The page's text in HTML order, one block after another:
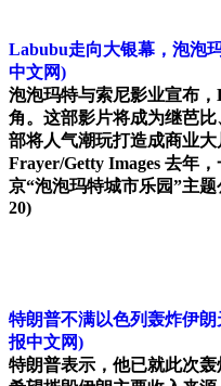
Labubu走向大银幕，泡泡
中文网)
泡泡玛特与索尼影业宣布
角。这部影片将成为继芭
部将人气潮玩打造成商业
Frayer/Getty Images 去年
京“泡泡玛特城市乐园”主
20)
特朗普不满以色列轰炸伊
报中文网)
特朗普表示，他已就此次